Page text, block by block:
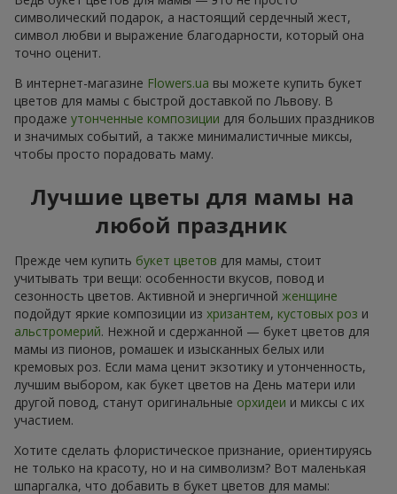
символический подарок, а настоящий сердечный жест,
символ любви и выражение благодарности, который она
точно оценит.
В интернет-магазине Flowers.ua вы можете купить букет
цветов для мамы с быстрой доставкой по Львову. В
продаже утонченные композиции для больших праздников
и значимых событий, а также минималистичные миксы,
чтобы просто порадовать маму.
Лучшие цветы для мамы на
любой праздник
Прежде чем купить букет цветов для мамы, стоит
учитывать три вещи: особенности вкусов, повод и
сезонность цветов. Активной и энергичной женщине
подойдут яркие композиции из хризантем, кустовых роз и
альстромерий. Нежной и сдержанной — букет цветов для
мамы из пионов, ромашек и изысканных белых или
кремовых роз. Если мама ценит экзотику и утонченность,
лучшим выбором, как букет цветов на День матери или
другой повод, станут оригинальные орхидеи и миксы с их
участием.
Хотите сделать флористическое признание, ориентируясь
не только на красоту, но и на символизм? Вот маленькая
шпаргалка, что добавить в букет цветов для мамы: